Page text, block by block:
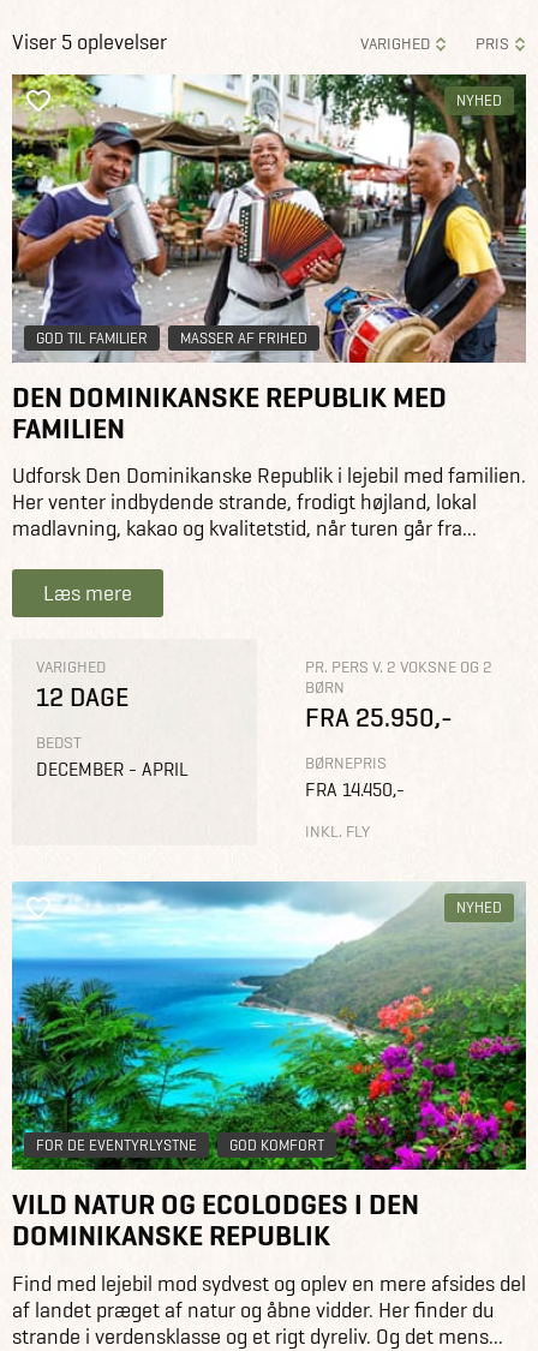
rejse til Den Dominikanske Republik.
VARIGHED PRIS
Viser 5 oplevelser
NYHED
GOD TIL FAMILIER MASSER AF FRIHED
DEN DOMINIKANSKE REPUBLIK MED
FAMILIEN
Udforsk Den Dominikanske Republik i lejebil med familien.
Her venter indbydende strande, frodigt højland, lokal
madlavning, kakao og kvalitetstid, når turen går fra...
Læs mere
VARIGHED
12 DAGE
BEDST
DECEMBER - APRIL
PR. PERS V. 2 VOKSNE OG 2
BØRN
FRA 25.950,-
BØRNEPRIS
FRA 14.450,-
INKL. FLY
NYHED
FOR DE EVENTYRLYSTNE GOD KOMFORT
VILD NATUR OG ECOLODGES I DEN
DOMINIKANSKE REPUBLIK
Find med lejebil mod sydvest og oplev en mere afsides del
af landet præget af natur og åbne vidder. Her finder du
strande i verdensklasse og et rigt dyreliv. Og det mens...